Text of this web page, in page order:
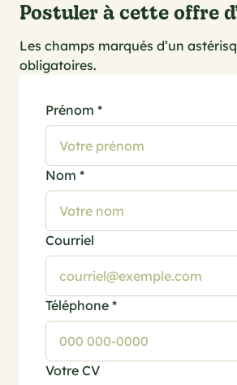
Postuler à cette offre
Les champs marqués d’un
obligatoires.
Prénom *
Nom *
Courriel
Téléphone *
Votre CV